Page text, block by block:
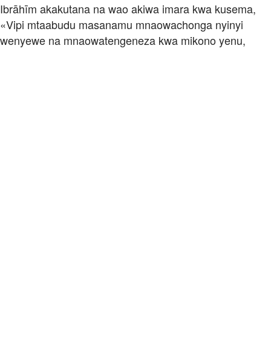
Ibrāhīm akakutana na wao akiwa imara kwa kusema,
«Vipi mtaabudu masanamu mnaowachonga nyinyi
wenyewe na mnaowatengeneza kwa mikono yenu,